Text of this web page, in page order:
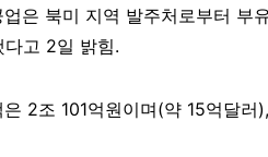
은 북미 지역 발주처로부터 부
다고 2일 밝힘.
2조 101억원이며(약 15억달러),